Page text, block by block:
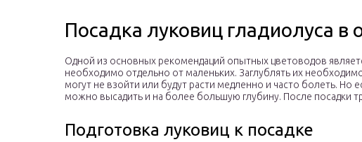
Посадка луковиц гладиолуса в
Одной из основных рекомендаций опытных цветоводов
необходимо отдельно от маленьких. Заглублять их
могут не взойти или будут расти медленно и часто болеть. Но
можно высадить и на более большую глубину. После посадки
Подготовка луковиц к посадке